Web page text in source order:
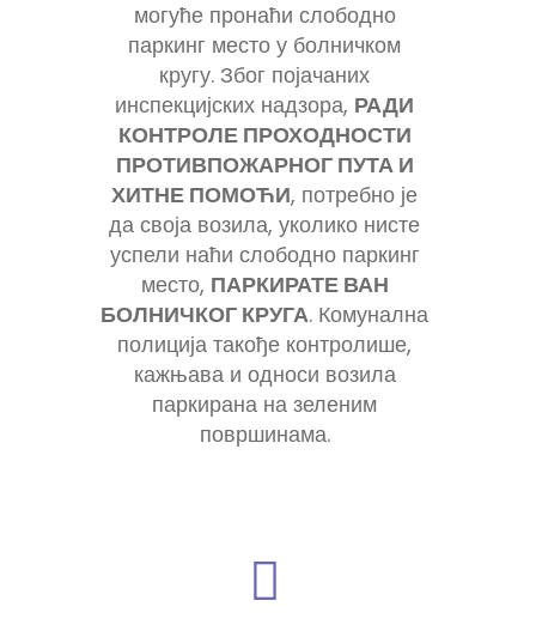
могуће пронаћи слободно
паркинг место у болничком
кругу. Због појачаних
инспекцијских надзора, РАДИ
КОНТРОЛЕ ПРОХОДНОСТИ
ПРОТИВПОЖАРНОГ ПУТА И
ХИТНЕ ПОМОЋИ, потребно је
да своја возила, уколико нисте
успели наћи слободно паркинг
место, ПАРКИРАТЕ ВАН
БОЛНИЧКОГ КРУГА. Комунална
полиција такође контролише,
кажњава и односи возила
паркирана на зеленим
површинама.